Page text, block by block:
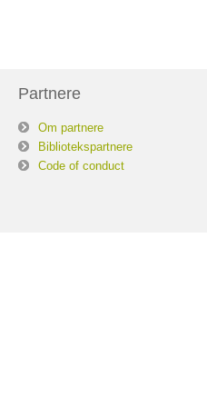
Partnere
Om partnere
Bibliotekspartnere
Code of conduct